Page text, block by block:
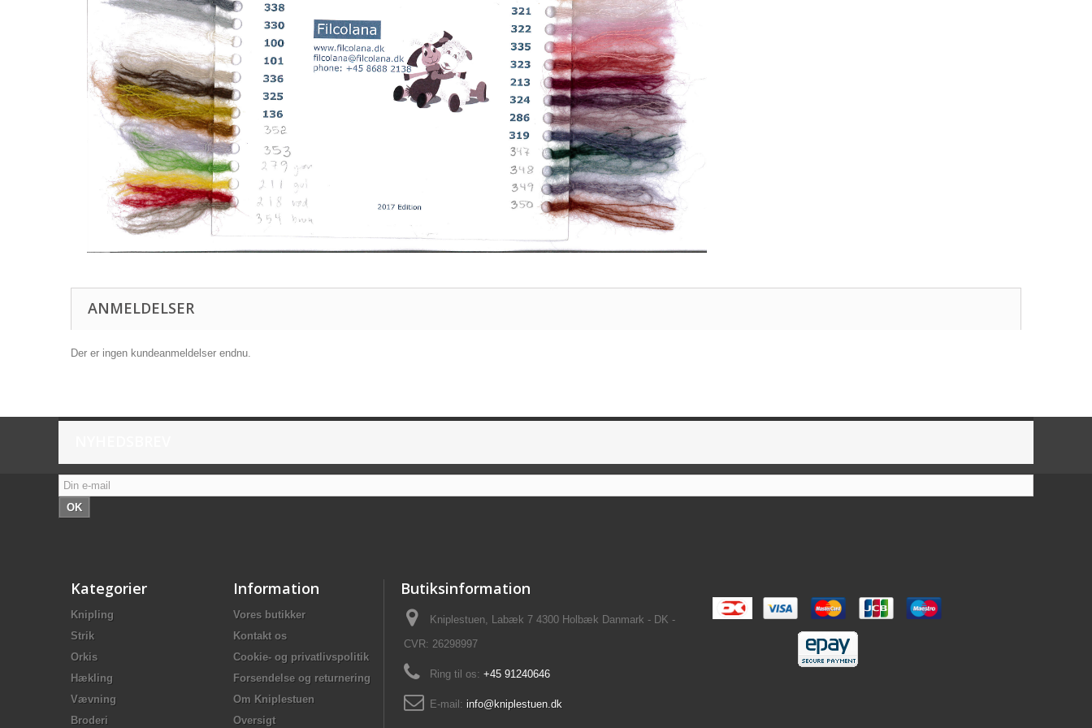
ANMELDELSER
Der er ingen kundeanmeldelser endnu.
OK
Kategorier
Knipling
Strik
Orkis
Hækling
Vævning
Broderi
Information
Vores butikker
Kontakt os
Cookie- og privatlivspolitik
Forsendelse og returnering
Om Kniplestuen
Oversigt
Butiksinformation
Kniplestuen, Labæk 7 4300 Holbæk Danmark - DK -
CVR: 26298997
Ring til os: +45 91240646
E-mail: info@kniplestuen.dk